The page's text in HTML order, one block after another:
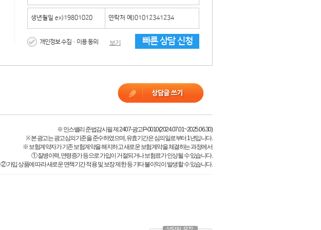
개인정보 수집·이용 동의 보기 빠른 상담 신청
※ 인스밸리 준법감시필 제 2407-광고P-0010(2024.07.01~2025.06.30)
※ 본 광고는 광고심의기준을 준수하였으며, 유효기간은 심의일로부터 1년입니다.
※ 보험계약자가 기존 보험계약을 해지하고 새로운 보험계약을 체결하는 과정에서
① 질병이력, 연령증가 등으로 가입이 거절되거나 보험료가 인상될 수 있습니다.
② 가입 상품에 따라 새로운 면책기간 적용 및 보장 제한 등 기타 불이익이 발생할 수 있습니다.